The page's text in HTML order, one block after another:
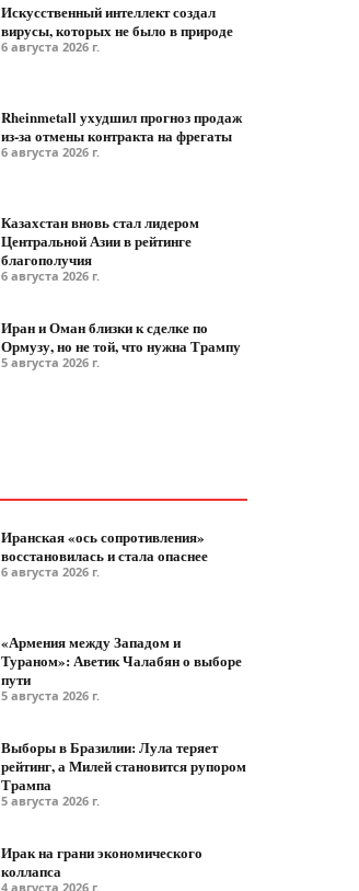
Искусственный интеллект создал
вирусы, которых не было в природе
6 августа 2026 г.
Rheinmetall ухудшил прогноз продаж
из-за отмены контракта на фрегаты
6 августа 2026 г.
Казахстан вновь стал лидером
Центральной Азии в рейтинге
благополучия
6 августа 2026 г.
Иран и Оман близки к сделке по
Ормузу, но не той, что нужна Трампу
5 августа 2026 г.
Иранская «ось сопротивления»
восстановилась и стала опаснее
6 августа 2026 г.
«Армения между Западом и
Тураном»: Аветик Чалабян о выборе
пути
5 августа 2026 г.
Выборы в Бразилии: Лула теряет
рейтинг, а Милей становится рупором
Трампа
5 августа 2026 г.
Ирак на грани экономического
коллапса
4 августа 2026 г.